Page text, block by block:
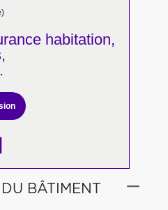
habitation,
BÂTIMENT